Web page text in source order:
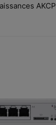
AKCP
de produits